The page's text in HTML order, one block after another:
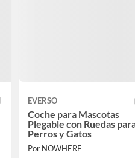
EVERSO
Coche para Mascotas
Plegable con Ruedas
Perros y Gatos
Por NOWHERE